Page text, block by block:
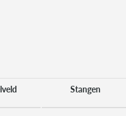
Stangen